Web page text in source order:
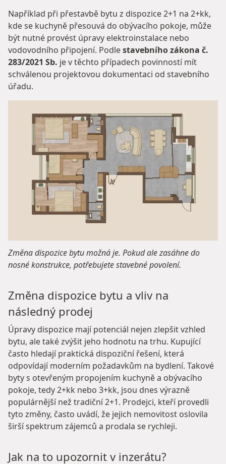
Například při přestavbě bytu z dispozice 2+1 na 2+kk,
kde se kuchyně přesouvá do obývacího pokoje, může
být nutné provést úpravy elektroinstalace nebo
vodovodního připojení. Podlestavebního zákona č.
283/2021 Sb. je v těchto případech povinností mít
schválenou projektovou dokumentaci od stavebního
úřadu.
Změna dispozice bytu možná je. Pokud ale zasáhne do
nosné konstrukce, potřebujete stavebné povolení.
Změna dispozice bytu a vliv na
následný prodej
Úpravy dispozice mají potenciál nejen zlepšit vzhled
bytu, ale také zvýšit jeho hodnotu na trhu. Kupující
často hledají praktická dispoziční řešení, která
odpovídají moderním požadavkům na bydlení. Takové
byty s otevřeným propojením kuchyně a obývacího
pokoje, tedy 2+kk nebo 3+kk, jsou dnes výrazně
populárnější než tradiční 2+1. Prodejci, kteří provedli
tyto změny, často uvádí, že jejich nemovitost oslovila
širší spektrum zájemců a prodala se rychleji.
Jak na to upozornit v inzerátu?